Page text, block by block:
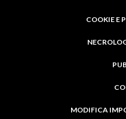
COOKIE E
MODIFICA